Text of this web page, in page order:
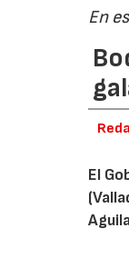
En
El